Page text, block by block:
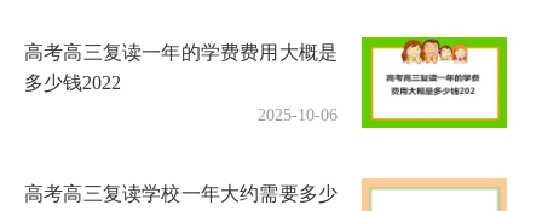
高考高三复读一年的学费费用大概是
多少钱2022
2025-10-06
高考高三复读学校一年大约需要多少